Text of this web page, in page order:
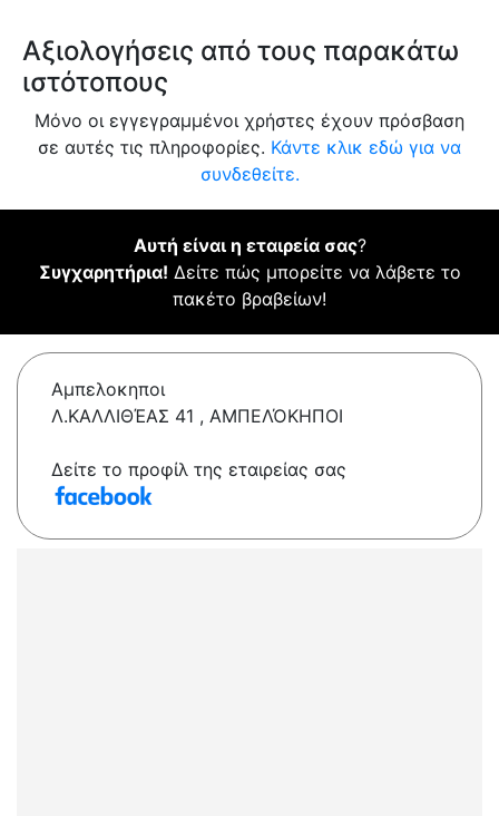
Αξιολογήσεις από τους παρακάτω
ιστότοπους
Μόνο οι εγγεγραμμένοι χρήστες έχουν πρόσβαση
σε αυτές τις πληροφορίες. Κάντε κλικ εδώ για να
συνδεθείτε.
Αυτή είναι η εταιρεία σας?
Συγχαρητήρια! Δείτε πώς μπορείτε να λάβετε το
πακέτο βραβείων!
Αμπελοκηποι
Λ.ΚΑΛΛΙΘΈΑΣ 41 , ΑΜΠΕΛΌΚΗΠΟΙ
Δείτε το προφίλ της εταιρείας σας